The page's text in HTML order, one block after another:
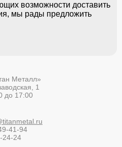
возможности доставить
мы рады предложить
Металл»
1
до 17:00
41-94
24-24